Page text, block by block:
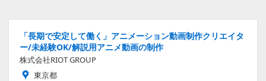
「長期で安定して働く」アニメーション動画制作クリエイタ
ー/未経験OK/解説用アニメ動画の制作
株式会社RIOT GROUP
東京都